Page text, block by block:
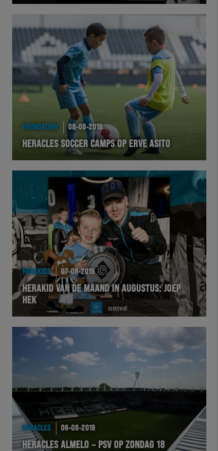
Natuurgras
Wedstrijd
Heracles
BusinessClub
Foundation
Herakids
Team Zwart Wit
Futsal
eSports
Academie
FOUNDATION 08-08-2019
HERACLES SOCCER CAMPS OP ERVE ASITO
HERAKIDS 07-08-2019
HERAKID VAN DE MAAND IN AUGUSTUS: JOEP
HEK
HERACLES 06-08-2019
HERACLES ALMELO – PSV OP ZONDAG 18